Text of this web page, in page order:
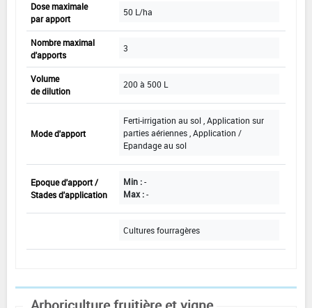
Dose maximale
par apport
50 L/ha
Nombre maximal
d'apports
3
Volume
de dilution
200 à 500 L
Mode d'apport
Ferti-irrigation au sol , Application sur
parties aériennes , Application /
Epandage au sol
Epoque d'apport /
Stades d'application
Min :-
Max :-
Cultures fourragères